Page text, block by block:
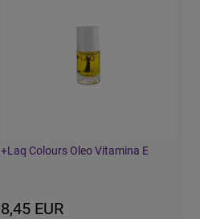
+Laq Colours Oleo Vitamina E
8,45 EUR